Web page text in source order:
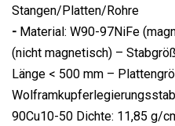
Stangen/Platten/Rohre
- Material: W90-97NiFe
(nicht magnetisch) –
Länge < 500 mm –
90Cu10-50 Dichte: 11,85 g/